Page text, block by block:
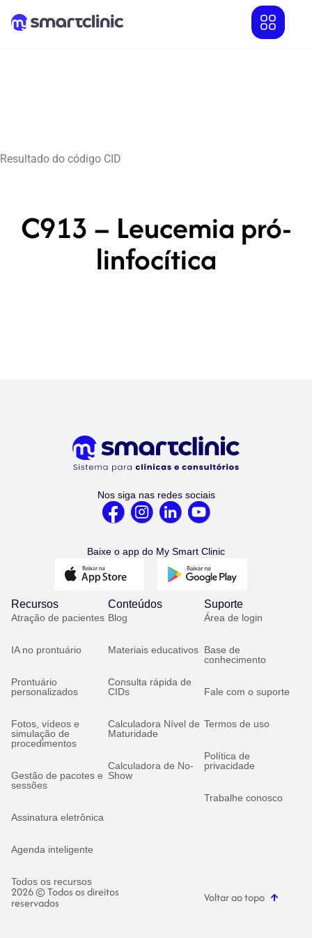
Resultado do código CID
C913 – Leucemia pró-
linfocítica
Nos siga nas redes sociais
Baixe o app do My Smart Clinic
Recursos
Atração de pacientes
IA no prontuário
Prontuário
personalizados
Fotos, vídeos e
simulação de
procedimentos
Gestão de pacotes e
sessões
Assinatura eletrônica
Agenda inteligente
Todos os recursos
Conteúdos
Blog
Materiais educativos
Consulta rápida de
CIDs
Calculadora Nível de
Maturidade
Calculadora de No-
Show
Suporte
Área de login
Base de
conhecimento
Fale com o suporte
Termos de uso
Política de
privacidade
Trabalhe conosco
2026 © Todos os direitos
reservados Voltar ao topo